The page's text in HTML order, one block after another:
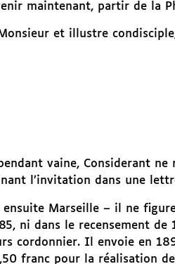
maintenant, partir de la
et illustre
vaine, Considerant
l’invitation dans une
Marseille – il ne figure
ni dans le recensement
cordonnier. Il envoie en
franc pour la réalisation